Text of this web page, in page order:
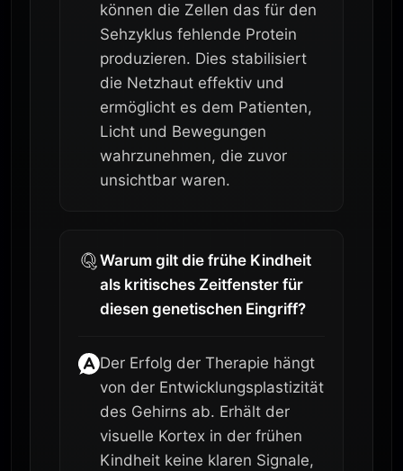
können die Zellen das für den
Sehzyklus fehlende Protein
produzieren. Dies stabilisiert
die Netzhaut effektiv und
ermöglicht es dem Patienten,
Licht und Bewegungen
wahrzunehmen, die zuvor
unsichtbar waren.
Warum gilt die frühe Kindheit
als kritisches Zeitfenster für
diesen genetischen Eingriff?
Der Erfolg der Therapie hängt
von der Entwicklungsplastizität
des Gehirns ab. Erhält der
visuelle Kortex in der frühen
Kindheit keine klaren Signale,